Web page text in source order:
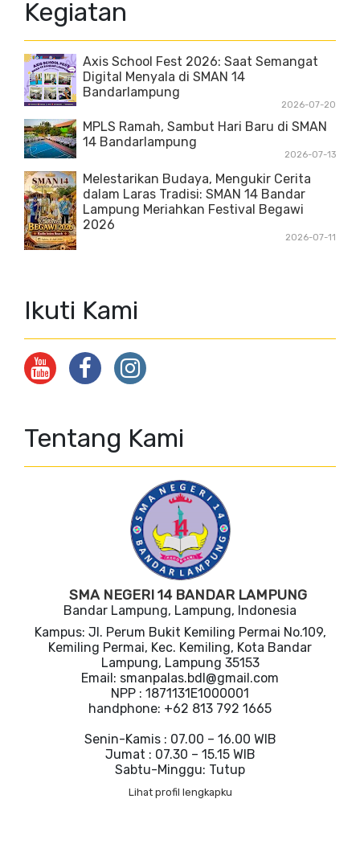
Kegiatan
Axis School Fest 2026: Saat Semangat
Digital Menyala di SMAN 14
Bandarlampung
2026-07-20
MPLS Ramah, Sambut Hari Baru di SMAN
14 Bandarlampung
2026-07-13
Melestarikan Budaya, Mengukir Cerita
dalam Laras Tradisi: SMAN 14 Bandar
Lampung Meriahkan Festival Begawi
2026
2026-07-11
Ikuti Kami
Tentang Kami
SMA NEGERI 14 BANDAR LAMPUNG
Bandar Lampung, Lampung, Indonesia
Kampus: Jl. Perum Bukit Kemiling Permai No.109,
Kemiling Permai, Kec. Kemiling, Kota Bandar
Lampung, Lampung 35153
Email: smanpalas.bdl@gmail.com
NPP : 1871131E1000001
handphone: +62 813 792 1665
Senin-Kamis : 07.00 – 16.00 WIB
Jumat : 07.30 – 15.15 WIB
Sabtu-Minggu: Tutup
Lihat profil lengkapku